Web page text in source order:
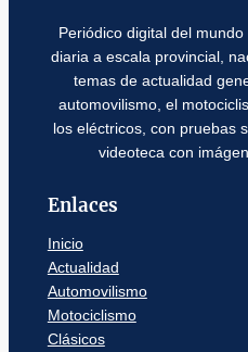
Periódico digital del
diaria a escala provincial,
temas de actualidad
automovilismo, el
los eléctricos, con pruebas
videoteca con
Enlaces
Inicio
Actualidad
Automovilismo
Motociclismo
Clásicos